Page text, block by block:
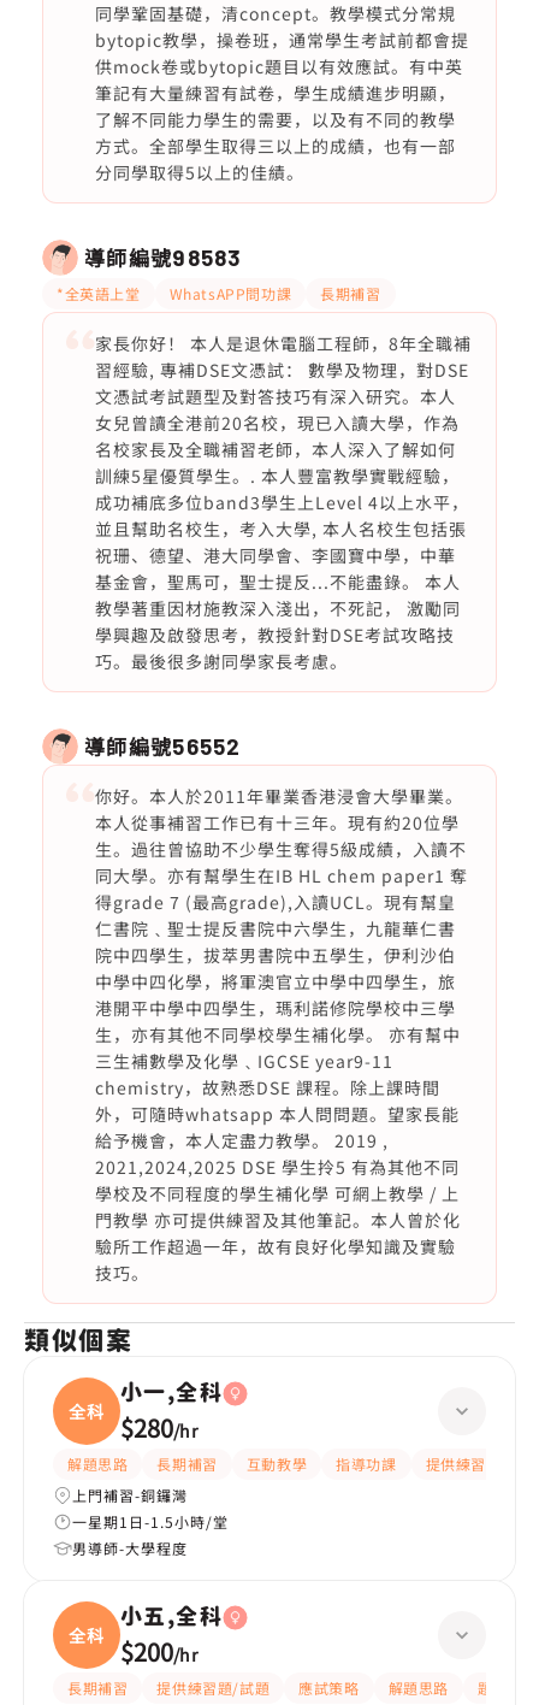
同學鞏固基礎，清concept。教學模式分常規
bytopic教學，操卷班，通常學生考試前都會提
供mock卷或bytopic題目以有效應試。有中英
筆記有大量練習有試卷，學生成績進步明顯，
了解不同能力學生的需要，以及有不同的教學
方式。全部學生取得三以上的成績，也有一部
分同學取得5以上的佳績。
導師編號98583
*全英語上堂 WhatsAPP問功課 長期補習
家長你好！ 本人是退休電腦工程師，8年全職補
習經驗, 專補DSE文憑試： 數學及物理，對DSE
文憑試考試題型及對答技巧有深入研究。本人
女兒曾讀全港前20名校，現已入讀大學，作為
名校家長及全職補習老師，本人深入了解如何
訓練5星優質學生。. 本人豐富教學實戰經驗，
成功補底多位band3學生上Level 4以上水平，
並且幫助名校生，考入大學, 本人名校生包括張
祝珊、德望、港大同學會、李國寶中學，中華
基金會，聖馬可，聖士提反...不能盡錄。 本人
教學著重因材施教深入淺出，不死記， 激勵同
學興趣及啟發思考，教授針對DSE考試攻略技
巧。最後很多謝同學家長考慮。
導師編號56552
你好。本人於2011年畢業香港浸會大學畢業。
本人從事補習工作已有十三年。現有約20位學
生。過往曾協助不少學生奪得5級成績，入讀不
同大學。亦有幫學生在IB HL chem paper1 奪
得grade 7 (最高grade),入讀UCL。現有幫皇
仁書院﹑聖士提反書院中六學生，九龍華仁書
院中四學生，拔萃男書院中五學生，伊利沙伯
中學中四化學，將軍澳官立中學中四學生，旅
港開平中學中四學生，瑪利諾修院學校中三學
生，亦有其他不同學校學生補化學。 亦有幫中
三生補數學及化學﹑IGCSE year9-11
chemistry，故熟悉DSE 課程。除上課時間
外，可隨時whatsapp 本人問問題。望家長能
給予機會，本人定盡力教學。 2019 ,
2021,2024,2025 DSE 學生拎5 有為其他不同
學校及不同程度的學生補化學 可網上教學 / 上
門教學 亦可提供練習及其他筆記。本人曾於化
驗所工作超過一年，故有良好化學知識及實驗
技巧。
類似個案
全科
小一,全科
$280/hr
解題思路 長期補習 互動教學 指導功課
提供練習題/試題
上門補習-銅鑼灣
一星期1日-1.5小時/堂
男導師-大學程度
全科
小五,全科
$200/hr
長期補習 提供練習題/試題 應試策略 解題思路 題目講解